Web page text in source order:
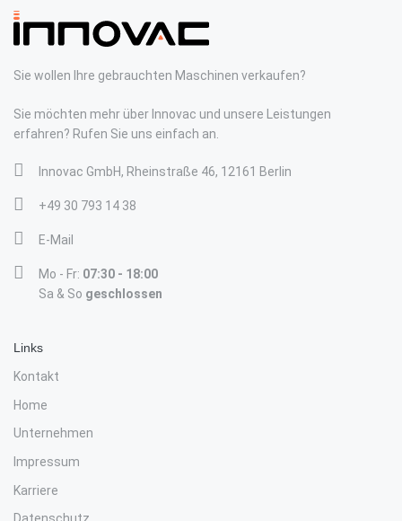
Sie wollen Ihre gebrauchten Maschinen verkaufen?
Sie möchten mehr über Innovac und unsere Leistungen
erfahren? Rufen Sie uns einfach an.
Innovac GmbH, Rheinstraße 46, 12161 Berlin
+49 30 793 14 38
E-Mail
Mo - Fr: 07:30 - 18:00
Sa & So geschlossen
Links
Kontakt
Home
Unternehmen
Impressum
Karriere